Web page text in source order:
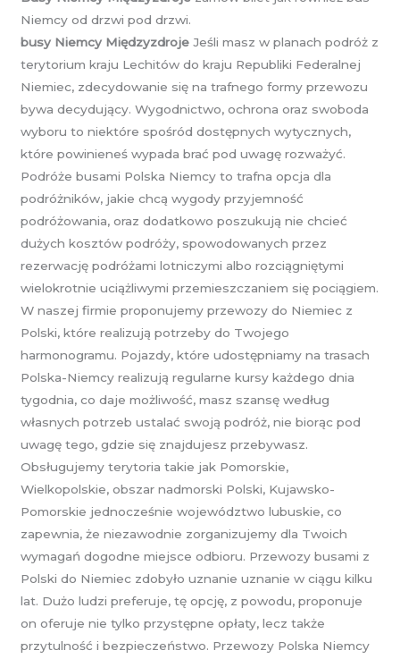
Niemcy od drzwi pod drzwi.
busy Niemcy Międzyzdroje Jeśli masz w planach podróż z
terytorium kraju Lechitów do kraju Republiki Federalnej
Niemiec, zdecydowanie się na trafnego formy przewozu
bywa decydujący. Wygodnictwo, ochrona oraz swoboda
wyboru to niektóre spośród dostępnych wytycznych,
które powinieneś wypada brać pod uwagę rozważyć.
Podróże busami Polska Niemcy to trafna opcja dla
podróżników, jakie chcą wygody przyjemność
podróżowania, oraz dodatkowo poszukują nie chcieć
dużych kosztów podróży, spowodowanych przez
rezerwację podróżami lotniczymi albo rozciągniętymi
wielokrotnie uciążliwymi przemieszczaniem się pociągiem.
W naszej firmie proponujemy przewozy do Niemiec z
Polski, które realizują potrzeby do Twojego
harmonogramu. Pojazdy, które udostępniamy na trasach
Polska-Niemcy realizują regularne kursy każdego dnia
tygodnia, co daje możliwość, masz szansę według
własnych potrzeb ustalać swoją podróż, nie biorąc pod
uwagę tego, gdzie się znajdujesz przebywasz.
Obsługujemy terytoria takie jak Pomorskie,
Wielkopolskie, obszar nadmorski Polski, Kujawsko-
Pomorskie jednocześnie województwo lubuskie, co
zapewnia, że niezawodnie zorganizujemy dla Twoich
wymagań dogodne miejsce odbioru. Przewozy busami z
Polski do Niemiec zdobyło uznanie uznanie w ciągu kilku
lat. Dużo ludzi preferuje, tę opcję, z powodu, proponuje
on oferuje nie tylko przystępne opłaty, lecz także
przytulność i bezpieczeństwo. Przewozy Polska Niemcy